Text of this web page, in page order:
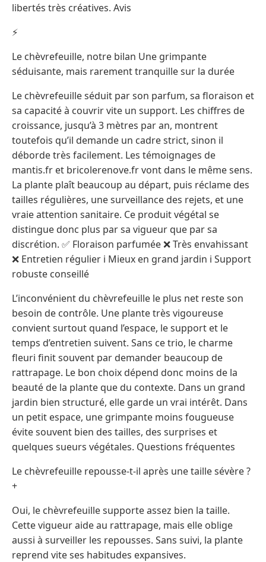
libertés très créatives. Avis
⚡
Le chèvrefeuille, notre bilan Une grimpante
séduisante, mais rarement tranquille sur la durée
Le chèvrefeuille séduit par son parfum, sa floraison et
sa capacité à couvrir vite un support. Les chiffres de
croissance, jusqu’à 3 mètres par an, montrent
toutefois qu’il demande un cadre strict, sinon il
déborde très facilement. Les témoignages de
mantis.fr et bricolerenove.fr vont dans le même sens.
La plante plaît beaucoup au départ, puis réclame des
tailles régulières, une surveillance des rejets, et une
vraie attention sanitaire. Ce produit végétal se
distingue donc plus par sa vigueur que par sa
discrétion. ✅ Floraison parfumée ❌ Très envahissant
❌ Entretien régulier ℹ️ Mieux en grand jardin ℹ️ Support
robuste conseillé
L’inconvénient du chèvrefeuille le plus net reste son
besoin de contrôle. Une plante très vigoureuse
convient surtout quand l’espace, le support et le
temps d’entretien suivent. Sans ce trio, le charme
fleuri finit souvent par demander beaucoup de
rattrapage. Le bon choix dépend donc moins de la
beauté de la plante que du contexte. Dans un grand
jardin bien structuré, elle garde un vrai intérêt. Dans
un petit espace, une grimpante moins fougueuse
évite souvent bien des tailles, des surprises et
quelques sueurs végétales. Questions fréquentes
Le chèvrefeuille repousse-t-il après une taille sévère ?
+
Oui, le chèvrefeuille supporte assez bien la taille.
Cette vigueur aide au rattrapage, mais elle oblige
aussi à surveiller les repousses. Sans suivi, la plante
reprend vite ses habitudes expansives.